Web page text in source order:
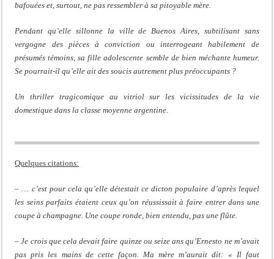
bafouées et, surtout, ne pas ressembler à sa pitoyable mère.
Pendant qu’elle sillonne la ville de Buenos Aires, subtilisant sans
vergogne des pièces à conviction ou interrogeant habilement de
présumés témoins, sa fille adolescente semble de bien méchante humeur.
Se pourrait-il qu’elle ait des soucis autrement plus préoccupants ?
Un thriller tragicomique au vitriol sur les vicissitudes de la vie
domestique dans la classe moyenne argentine.
Quelques citations:
–… c’est pour cela qu’elle détestait ce dicton populaire d’après lequel
les seins parfaits étaient ceux qu’on réussissait à faire entrer dans une
coupe à champagne. Une coupe ronde, bien entendu, pas une flûte.
–Je crois que cela devait faire quinze ou seize ans qu’Ernesto ne m’avait
pas pris les mains de cette façon. Ma mère m’aurait dit: « Il faut